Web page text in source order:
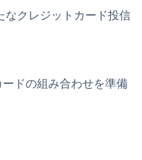
なクレジットカード投信
ドの組み合わせを準備